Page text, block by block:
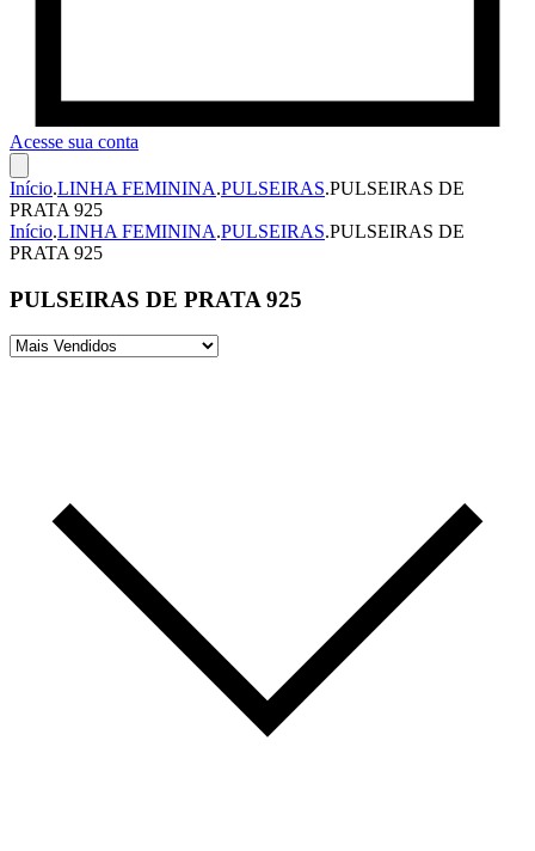
Acesse sua conta
Início.LINHA FEMININA.PULSEIRAS.PULSEIRAS DE
PRATA 925
Início.LINHA FEMININA.PULSEIRAS.PULSEIRAS DE
PRATA 925
PULSEIRAS DE PRATA 925